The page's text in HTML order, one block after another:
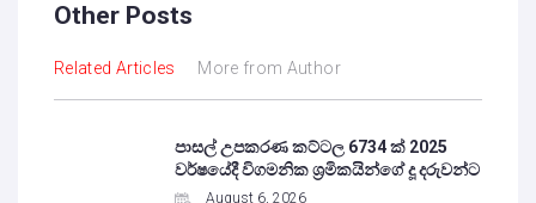
Other Posts
Related Articles More from Author
පාසල් උපකරණ කට්ටල 6734 ක් 2025
වර්ෂයේදී විගමනික ශ්‍රමිකයින්ගේ දූ දරුවන්ට
August 6, 2026